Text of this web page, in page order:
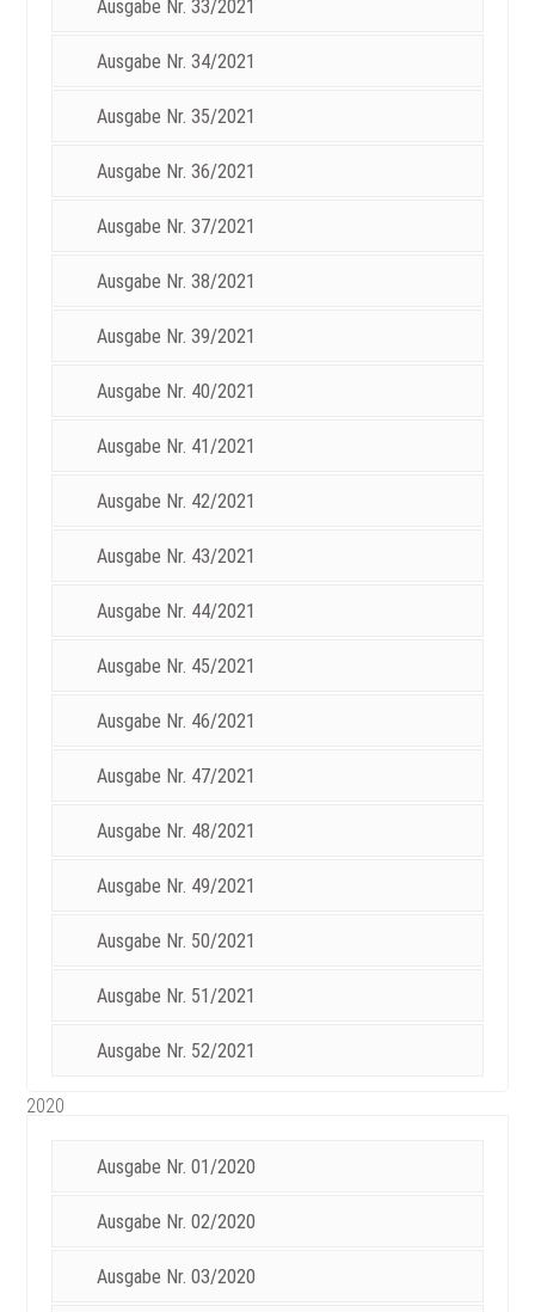
Ausgabe Nr. 33/2021
Ausgabe Nr. 34/2021
Ausgabe Nr. 35/2021
Ausgabe Nr. 36/2021
Ausgabe Nr. 37/2021
Ausgabe Nr. 38/2021
Ausgabe Nr. 39/2021
Ausgabe Nr. 40/2021
Ausgabe Nr. 41/2021
Ausgabe Nr. 42/2021
Ausgabe Nr. 43/2021
Ausgabe Nr. 44/2021
Ausgabe Nr. 45/2021
Ausgabe Nr. 46/2021
Ausgabe Nr. 47/2021
Ausgabe Nr. 48/2021
Ausgabe Nr. 49/2021
Ausgabe Nr. 50/2021
Ausgabe Nr. 51/2021
Ausgabe Nr. 52/2021
2020
Ausgabe Nr. 01/2020
Ausgabe Nr. 02/2020
Ausgabe Nr. 03/2020